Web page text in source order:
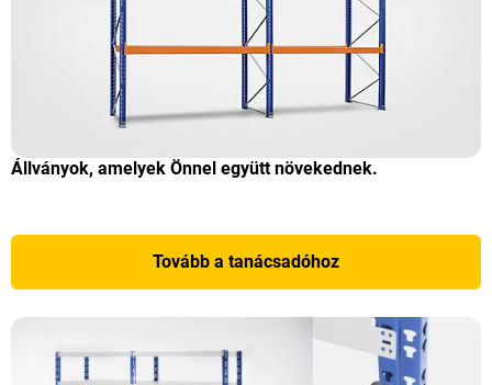
Állványok, amelyek Önnel együtt növekednek.
Tovább a tanácsadóhoz